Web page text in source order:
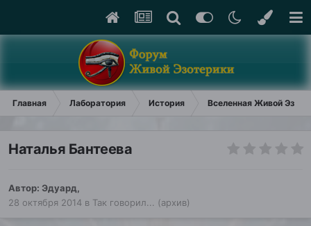
Главная Лаборатория История Вселенная Живой
Наталья Бантеева
Автор: Эдуард,
28 октября 2014 в Так говорил... (архив)